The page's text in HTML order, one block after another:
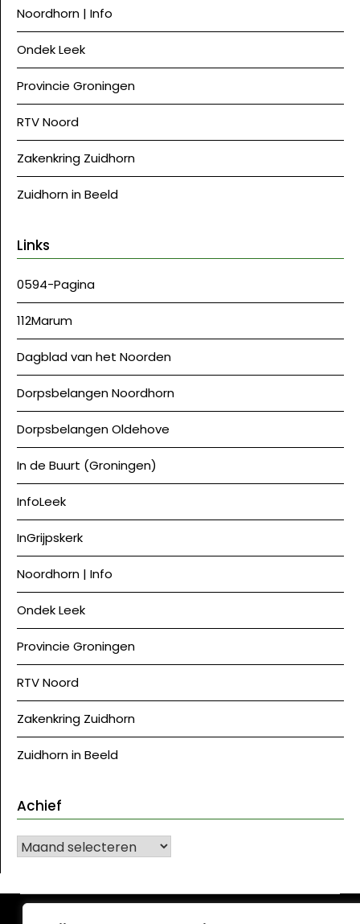
Noordhorn | Info
Ondek Leek
Provincie Groningen
RTV Noord
Zakenkring Zuidhorn
Zuidhorn in Beeld
Links
0594-Pagina
112Marum
Dagblad van het Noorden
Dorpsbelangen Noordhorn
Dorpsbelangen Oldehove
In de Buurt (Groningen)
InfoLeek
InGrijpskerk
Noordhorn | Info
Ondek Leek
Provincie Groningen
RTV Noord
Zakenkring Zuidhorn
Zuidhorn in Beeld
Achief
Achief